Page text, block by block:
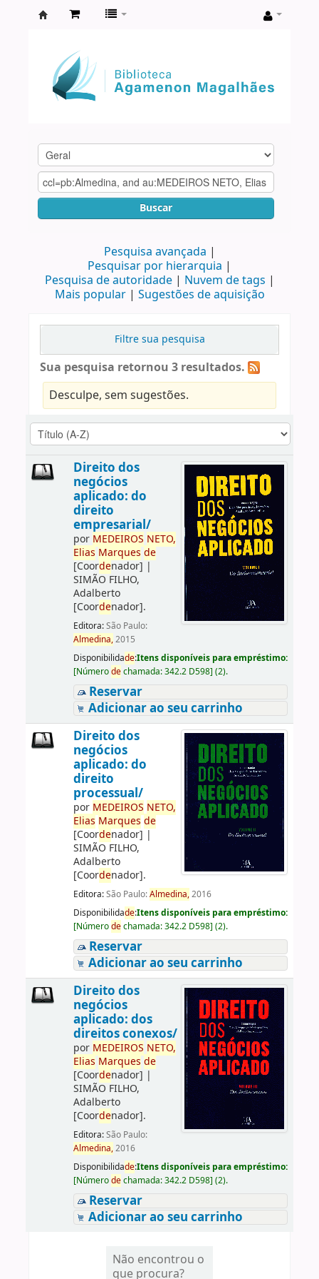
Agamenon
Magalhães
Buscar
Pesquisa avançada
Pesquisar por hierarquia
Pesquisa de autoridade
Nuvem de tags
Mais popular
Sugestões de aquisição
Filtre sua pesquisa
Sua pesquisa retornou 3 resultados.
Desculpe, sem sugestões.
Direito dos
negócios
aplicado: do
direito
empresarial/
por MEDEIROS NETO,
Elias Marques de
[Coordenador] |
SIMÃO FILHO,
Adalberto
[Coordenador].
Editora:São Paulo:
Almedina,2015
Disponibilidade:Itens disponíveis para empréstimo:
[Númerodechamada:342.2 D598] (2).
Reservar
Adicionar ao seu carrinho
Direito dos
negócios
aplicado: do
direito
processual/
por MEDEIROS NETO,
Elias Marques de
[Coordenador] |
SIMÃO FILHO,
Adalberto
[Coordenador].
Editora:São Paulo:Almedina,2016
Disponibilidade:Itens disponíveis para empréstimo:
[Númerodechamada:342.2 D598] (2).
Reservar
Adicionar ao seu carrinho
Direito dos
negócios
aplicado: dos
direitos conexos/
por MEDEIROS NETO,
Elias Marques de
[Coordenador] |
SIMÃO FILHO,
Adalberto
[Coordenador].
Editora:São Paulo:
Almedina,2016
Disponibilidade:Itens disponíveis para empréstimo:
[Númerodechamada:342.2 D598] (2).
Reservar
Adicionar ao seu carrinho
Não encontrou o
que procura?